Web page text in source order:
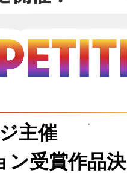
主催
ン受賞作品決